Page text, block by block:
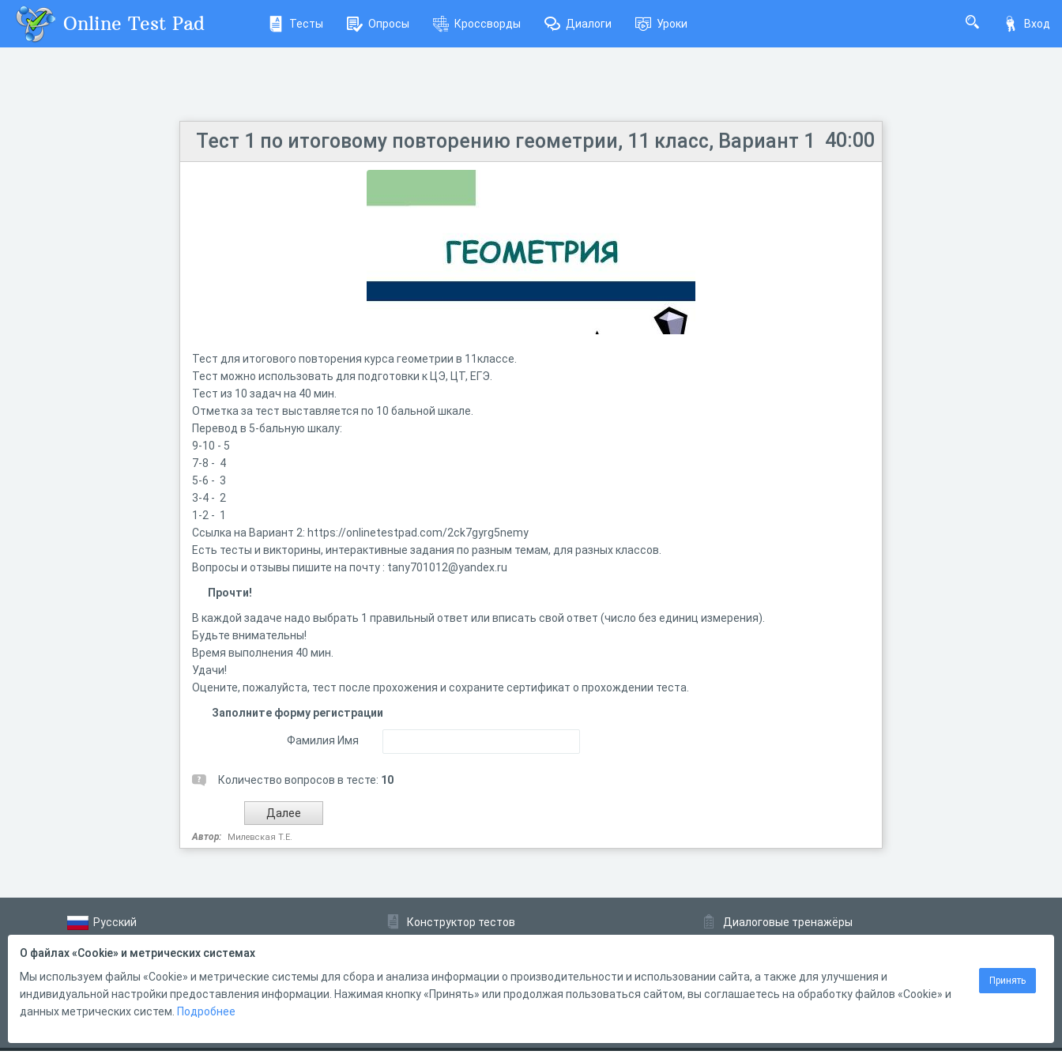
Вход
Online Test Pad Тесты Опросы Кроссворды Диалоги Уроки
40:00
Тест 1 по итоговому повторению геометрии, 11 класс, Вариант 1
Тест для итогового повторения курса геометрии в 11классе.
Тест можно использовать для подготовки к ЦЭ, ЦТ, ЕГЭ.
Тест из 10 задач на 40 мин.
Отметка за тест выставляется по 10 бальной шкале.
Перевод в 5-бальную шкалу:
9-10 - 5
7-8 - 4
5-6 - 3
3-4 - 2
1-2 - 1
Ссылка на Вариант 2: https://onlinetestpad.com/2ck7gyrg5nemy
Есть тесты и викторины, интерактивные задания по разным темам, для разных классов.
Вопросы и отзывы пишите на почту : tany701012@yandex.ru
Прочти!
В каждой задаче надо выбрать 1 правильный ответ или вписать свой ответ (число без единиц измерения).
Будьте внимательны!
Время выполнения 40 мин.
Удачи!
Оцените, пожалуйста, тест после прохожения и сохраните сертификат о прохождении теста.
Заполните форму регистрации
Фамилия Имя
Количество вопросов в тесте: 10
Автор: Милевская Т.Е.
Русский
Справка
Форма обратной связи
Контакты
Конструктор тестов
Конструктор кроссвордов
Диалоговые тренажёры
Система Дистанционного Обучения
О файлах «Cookie» и метрических системах
Мы используем файлы «Cookie» и метрические системы для сбора и анализа информации о производительности и использовании сайта, а также для улучшения и
индивидуальной настройки предоставления информации. Нажимая кнопку «Принять» или продолжая пользоваться сайтом, вы соглашаетесь на обработку файлов «Cookie» и
данных метрических систем. Подробнее
Принять